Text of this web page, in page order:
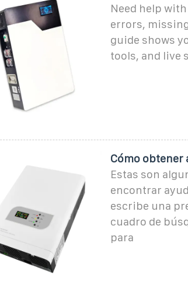
Need help
errors,
guide shows
tools, and
Cómo obtener
Estas son
encontrar
escribe una
cuadro de
para